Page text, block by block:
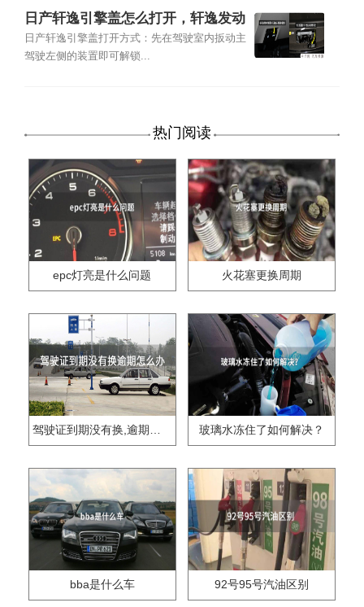
日产轩逸引擎盖怎么打开，轩逸发动
机舱图解
日产轩逸引擎盖打开方式：先在驾驶室内扳动主
驾驶左侧的装置即可解锁...
热门阅读
epc灯亮是什么问题 火花塞更换周期
驾驶证到期没有换,逾期怎么办?? 玻璃水冻住了如何解决？
bba是什么车 92号95号汽油区别